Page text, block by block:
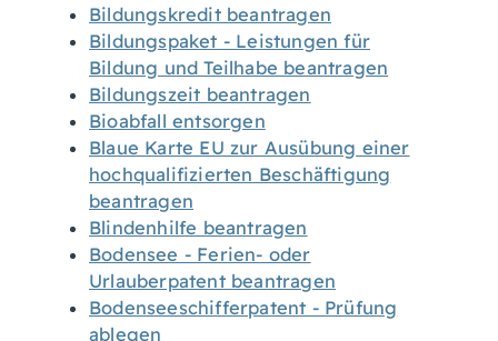
Bildungskredit beantragen
Bildungspaket - Leistungen für
Bildung und Teilhabe beantragen
Bildungszeit beantragen
Bioabfall entsorgen
Blaue Karte EU zur Ausübung einer
hochqualifizierten Beschäftigung
beantragen
Blindenhilfe beantragen
Bodensee - Ferien- oder
Urlauberpatent beantragen
Bodenseeschifferpatent - Prüfung
ablegen